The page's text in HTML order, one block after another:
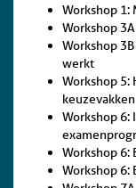
Workshop 1:
Workshop
Workshop
werkt
Workshop 5:
keuzevakken
Workshop 6:
Workshop 6:
Workshop 6: